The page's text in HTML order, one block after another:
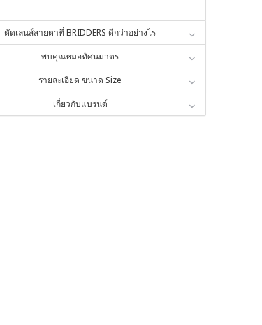
ตัดเลนส์สายตาที่ BRIDDERS ดีกว่าอย่างไร
พบคุณหมอทัศนมาตร
รายละเอียด ขนาด Size
เกี่ยวกับแบรนด์